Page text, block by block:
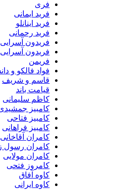
فرید ایمانی
فرید اینانلو
فرید رحمانی
فریدون آسرایی
فریدون آسرایی و مانی
فواد فالکو و دانش
قاسم و شریف
قیامت باند
کاظم سلیمانی
کامبیز جمشیدی
کامبیز فتاحی
کامبیز فراهانی
کامران آقاخانی
کامران رسول زاده
کامران مولایی
کامروز فتحی
کاوه آفاق
کاوه ایرانی